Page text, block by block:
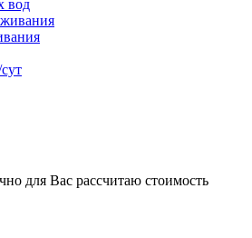
вод
для Вас рассчитаю стоимость